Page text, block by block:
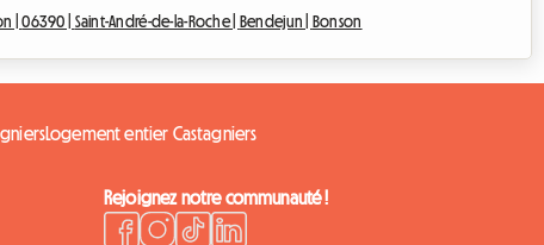
|06390 | Saint-André-de-la-Roche | Bendejun | Bonson
Logement entier Castagniers
Rejoignez notre communauté !